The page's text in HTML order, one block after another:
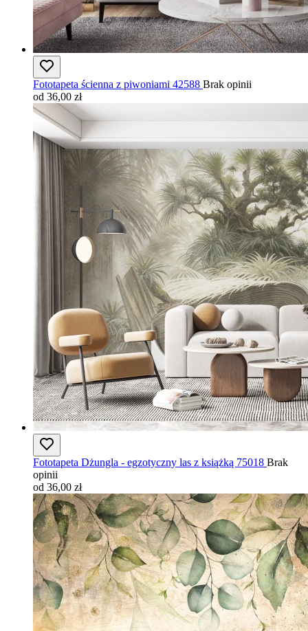
Fototapeta ścienna z piwoniami 42588 Brak opinii
od 36,00 zł
Fototapeta Dżungla - egzotyczny las z książką 75018 Brak
opinii
od 36,00 zł